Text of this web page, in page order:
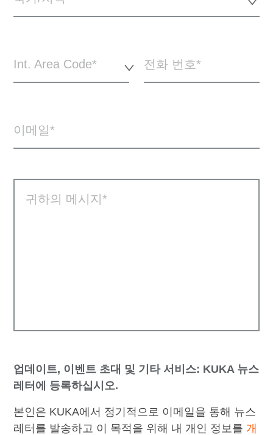
Int. Area Code* 전화 번호
이메일
귀하의 메시지
업데이트, 이벤트 초대 및 기타 서비스: KUKA 뉴스
레터에 등록하십시오.
본인은 KUKA에서 정기적으로 이메일을 통해 뉴스
레터를 발송하고 이 목적을 위해 내 개인 정보를개